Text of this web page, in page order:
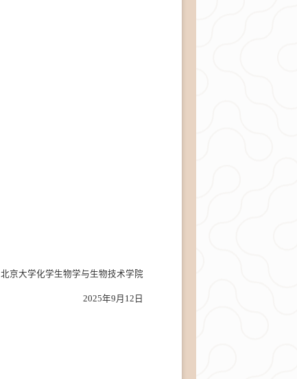
北京大学化学生物学与生物技术学院
2025年9月12日